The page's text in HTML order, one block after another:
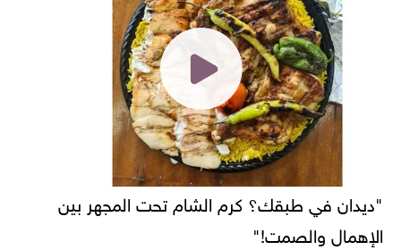
"ديدان في طبقك؟ كرم الشام تحت المجهر بين
الإهمال والصمت!"